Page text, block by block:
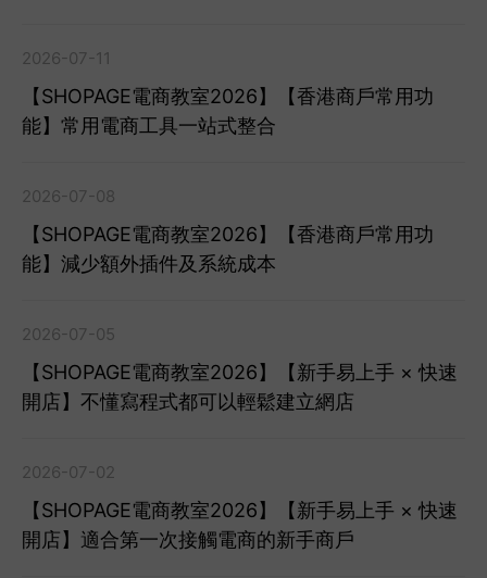
2026-07-11
【SHOPAGE電商教室2026】【香港商戶常用功
能】常用電商工具一站式整合
2026-07-08
【SHOPAGE電商教室2026】【香港商戶常用功
能】減少額外插件及系統成本
2026-07-05
【SHOPAGE電商教室2026】【新手易上手 × 快速
開店】不懂寫程式都可以輕鬆建立網店
2026-07-02
【SHOPAGE電商教室2026】【新手易上手 × 快速
開店】適合第一次接觸電商的新手商戶